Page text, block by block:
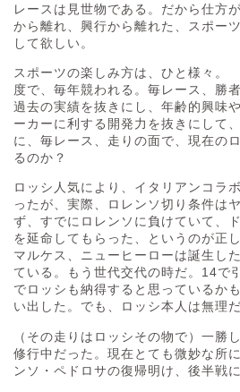
レースは見世物である。だから仕方
から離れ、興行から離れた、スポー
して欲しい。
スポーツの楽しみ方は、ひと様々。
度で、毎年競われる。毎レース、勝者
過去の実績を抜きにし、年齢的興味
ーカーに利する開発力を抜きにして
に、毎レース、走りの面で、現在の
るのか？
ロッシ人気により、イタリアンコラ
ったが、実際、ロレンソ切り条件は
ず、すでにロレンソに負けていて、
を延命してもらった、というのが正
マルケス、ニューヒーローは誕生し
ている。もう世代交代の時だ。14で
でロッシも納得すると思っているか
い出した。でも、ロッシ本人は無理
（その走りはロッシその物で）一勝
修行中だった。現在とても微妙な所
ンソ・ペドロサの復帰明け、後半戦